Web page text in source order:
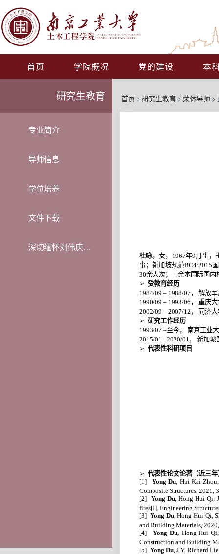
首页 学院概况 党的建设 本
研究生教育
专业简介
导师信息
学位培养
文件下载
深切缅怀刘伟庆教授
首页 > 研究生教育 > 荣休导师 >
杜咏，女， 1967年9月生，
事；新加坡规范BC4:2015
30余人次；十余本国际国内
➢ 受教育经历
1984/09 – 1988/07 ，
解放军
1990/09 – 1993/06 ，
重庆大
2002/09 – 2007/12 ，
同济
➢ 研究工作经历
1993/07 –至今，
南京工业
2015/01 –2020/01 ，
新加坡
➢ 代表性科研项目
➢ 代表性论文论著（近三年
[1]
Yong Du, Hui-Kai
Composite Structures, 2021,
[2] Yong Du, Hong-Hui Qi,
fires[J]. Engineering
[3] Yong Du, Hong-Hui Qi,
and Building Materials,
[4]
Yong Du, Hong-Hui
Construction and Building
[5] Yong Du, J.Y. Richard